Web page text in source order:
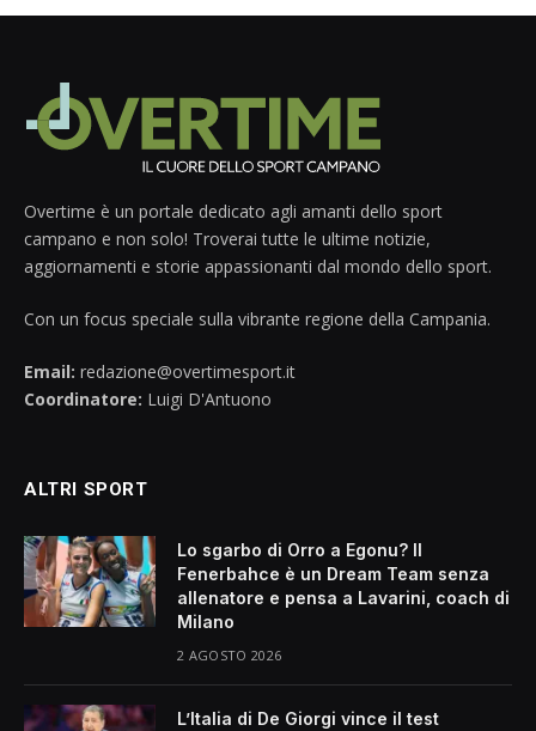
Overtime è un portale dedicato agli amanti dello sport
campano e non solo! Troverai tutte le ultime notizie,
aggiornamenti e storie appassionanti dal mondo dello sport.
Con un focus speciale sulla vibrante regione della Campania.
Email: redazione@overtimesport.it
Coordinatore: Luigi D'Antuono
ALTRI SPORT
Lo sgarbo di Orro a Egonu? Il
Fenerbahce è un Dream Team senza
allenatore e pensa a Lavarini, coach di
Milano
2 AGOSTO 2026
L’Italia di De Giorgi vince il test